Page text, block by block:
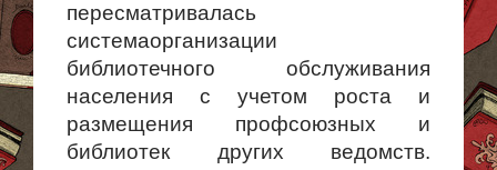
пересматривалась
системаорганизации
библиотечного обслуживания
населения с учетом роста и
pазмещения профсоюзных и
библиотек других ведомств.